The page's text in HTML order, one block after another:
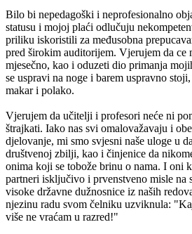
Bilo bi nepedagoški i neprofesionalno
statusu i mojoj plaći odlučuju
priliku iskoristili za međusobna
pred širokim auditorijem. Vjerujem da ce
mjesečno, kao i oduzeti dio primanja
se uspravi na noge i barem uspravno
makar i polako.
Vjerujem da učitelji i profesori neće ni
štrajkati. Iako nas svi omalovažavaju i
djelovanje, mi smo svjesni naše uloge u
društvenoj zbilji, kao i činjenice da
onima koji se tobože brinu o nama. I oni
partneri isključivo i prvenstveno misle na
visoke državne dužnosnice iz naših
njezinu radu svom čelniku uzviknula:
više ne vraćam u razred!"